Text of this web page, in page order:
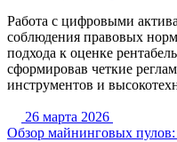
Работа с цифровыми
соблюдения правовых
подхода к оценке
сформировав четкие
инструментов и
26 марта 2026
Обзор майнинговых пулов: